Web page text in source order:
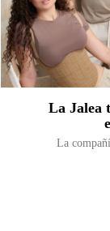
La Jalea
La